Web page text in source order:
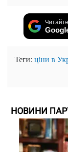
Теги: ціни в
НОВИНИ